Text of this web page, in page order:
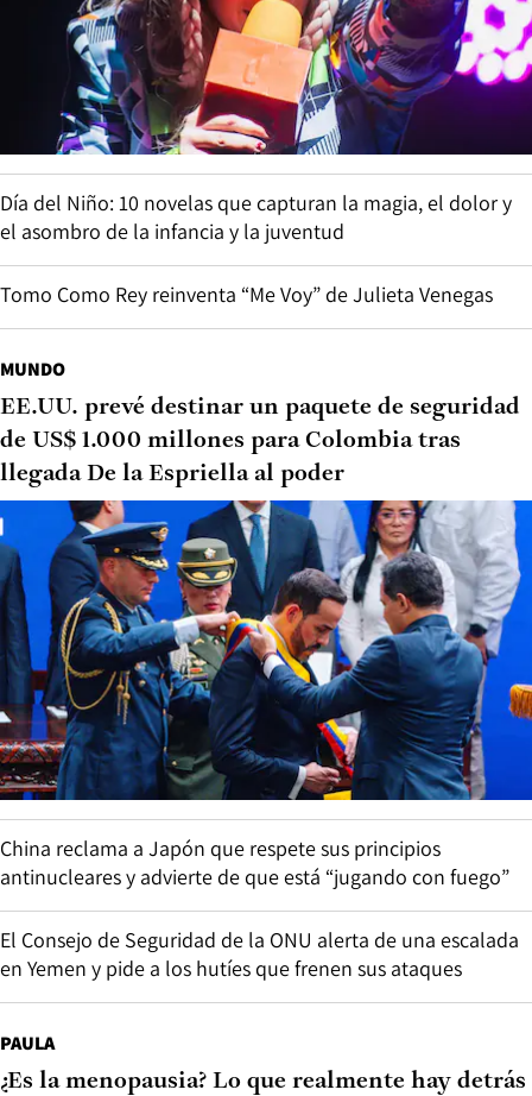
Día del Niño: 10 novelas que capturan la magia, el dolor y
el asombro de la infancia y la juventud
Tomo Como Rey reinventa “Me Voy” de Julieta Venegas
MUNDO
EE.UU. prevé destinar un paquete de seguridad
de US$ 1.000 millones para Colombia tras
llegada De la Espriella al poder
China reclama a Japón que respete sus principios
antinucleares y advierte de que está “jugando con fuego”
El Consejo de Seguridad de la ONU alerta de una escalada
en Yemen y pide a los hutíes que frenen sus ataques
PAULA
¿Es la menopausia? Lo que realmente hay detrás